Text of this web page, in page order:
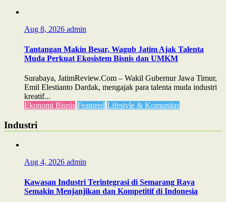
Aug 8, 2026 admin
Tantangan Makin Besar, Wagub Jatim Ajak Talenta
Muda Perkuat Ekosistem Bisnis dan UMKM
Surabaya, JatimReview.Com – Wakil Gubernur Jawa Timur,
Emil Elestianto Dardak, mengajak para talenta muda industri
kreatif...
Ekonomi Bisnis Featured Lifestyle & Komunitas
Industri
Aug 4, 2026 admin
Kawasan Industri Terintegrasi di Semarang Raya
Semakin Menjanjikan dan Kompetitif di Indonesia